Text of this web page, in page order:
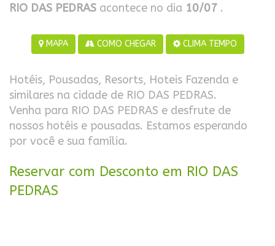
RIO DAS PEDRAS acontece no dia 10/07 .
MAPA COMO CHEGAR CLIMA TEMPO
Hotéis, Pousadas, Resorts, Hoteis Fazenda e
similares na cidade de RIO DAS PEDRAS.
Venha para RIO DAS PEDRAS e desfrute de
nossos hotéis e pousadas. Estamos esperando
por você e sua família.
Reservar com Desconto em RIO DAS
PEDRAS